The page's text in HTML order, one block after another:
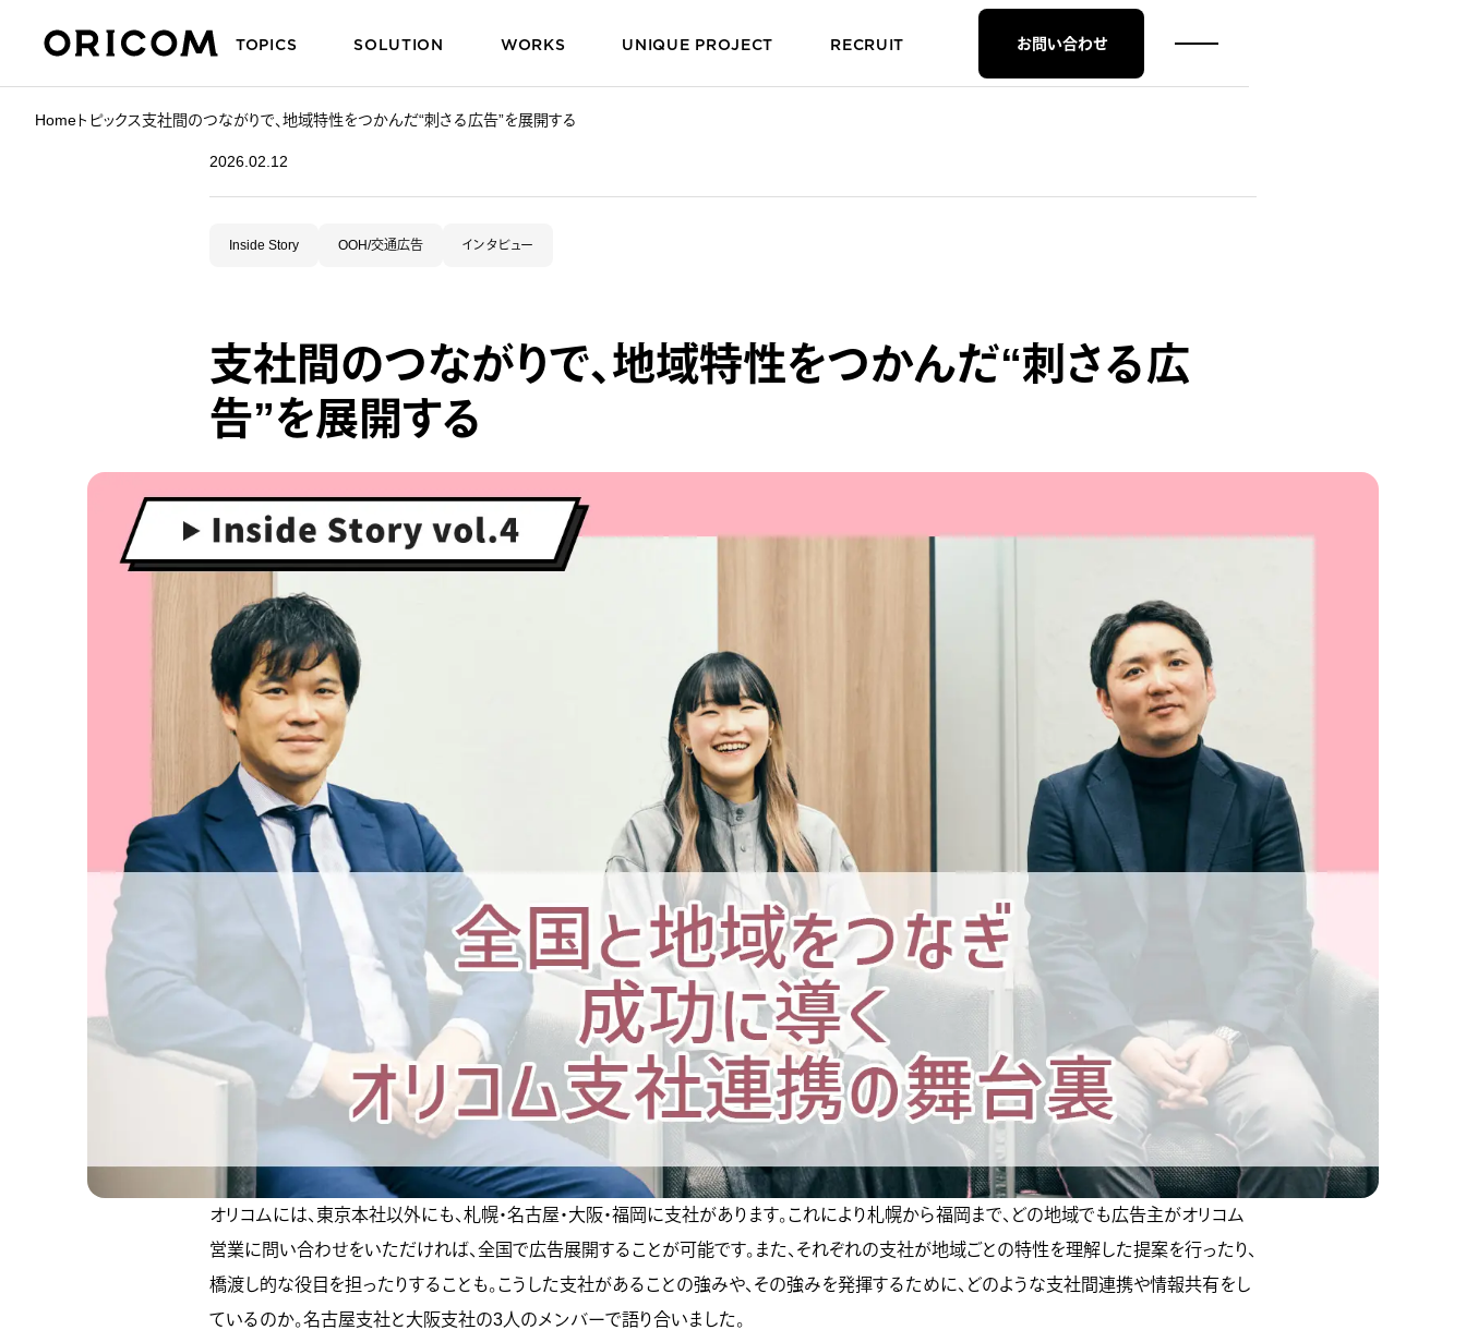
株式会社オリコム ORICOM CO.,LTD.
TOPICS SOLUTION WORKS UNIQUE PROJECT RECRUIT お問い合わせ
Homeトピックス支社間のつながりで、地域特性をつかんだ“刺さる広告”を展開する
2026.02.12
Inside Story OOH/交通広告 インタビュー
支社間のつながりで、地域特性をつかんだ“刺さる広
告”を展開する
オリコムには、東京本社以外にも、札幌・名古屋・大阪・福岡に支社があります。これにより札幌から福岡まで、どの地域でも広告主がオリコム
営業に問い合わせをいただければ、全国で広告展開することが可能です。また、それぞれの支社が地域ごとの特性を理解した提案を行ったり、
橋渡し的な役目を担ったりすることも。こうした支社があることの強みや、その強みを発揮するために、どのような支社間連携や情報共有をし
ているのか。名古屋支社と大阪支社の3人のメンバーで語り合いました。